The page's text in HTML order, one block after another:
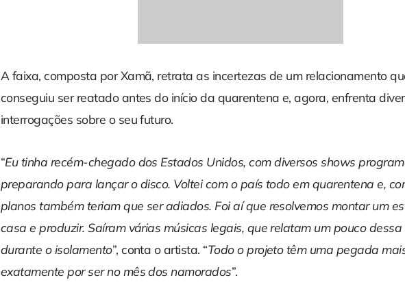
A faixa, composta por Xamã, retrata as incertezas de um relacionamento
conseguiu ser reatado antes do início da quarentena e, agora, enfrenta
interrogações sobre o seu futuro.
“Eu tinha recém-chegado dos Estados Unidos, com diversos shows
preparando para lançar o disco. Voltei com o país todo em quarentena e,
planos também teriam que ser adiados. Foi aí que resolvemos montar um
casa e produzir. Saíram várias músicas legais, que relatam um pouco dessa
durante o isolamento”, conta o artista. “Todo o projeto têm uma pegada
exatamente por ser no mês dos namorados”.